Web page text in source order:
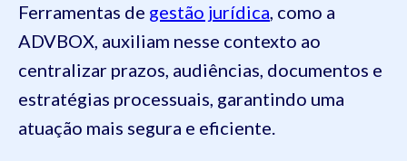
Ferramentas de gestão jurídica, como a
ADVBOX, auxiliam nesse contexto ao
centralizar prazos, audiências, documentos e
estratégias processuais, garantindo uma
atuação mais segura e eficiente.